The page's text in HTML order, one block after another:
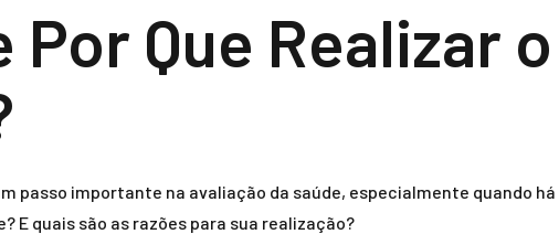
Por Que Realizar
passo importante na avaliação da saúde, especialmente quando
E quais são as razões para sua realização?